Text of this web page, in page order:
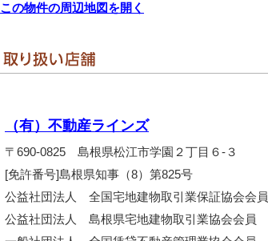
この物件の周辺地図を開く
（有）不動産ラインズ
〒690-0825 島根県松江市学園２丁目６-３
[免許番号]島根県知事（8）第825号
公益社団法人 全国宅地建物取引業保証協会会員
公益社団法人 島根県宅地建物取引業協会会員